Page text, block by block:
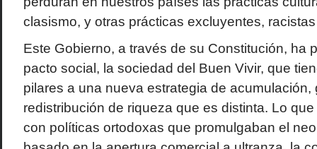
clasismo, y otras prácticas excluyentes,
Este Gobierno, a través de su Constitución, ha
pacto social, la sociedad del Buen Vivir, que
pilares a una nueva estrategia de acumulación,
redistribución de riqueza que es distinta. Lo
con políticas ortodoxas que promulgaban el